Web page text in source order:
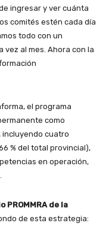
ingresar y ver cuánta
comités estén cada día
todo con un
vez al mes. Ahora con la
el programa
como
incluyendo cuatro
% del total provincial),
en operación,
de la
de esta estrategia: